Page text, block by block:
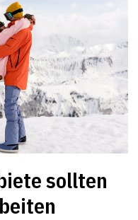
sollten